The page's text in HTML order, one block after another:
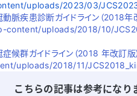
uploads/2023/03/
脈疾患診断ガイドライン（2018
content/uploads/2018/10/
候群ガイドライン（2018 年改
uploads/2018/11/
こちらの記事は参考になり